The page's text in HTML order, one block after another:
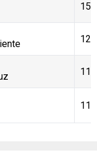
15
12
11
11